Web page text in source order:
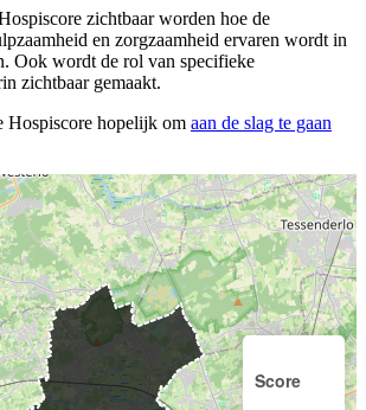
zichtbaar worden hoe de
en zorgzaamheid ervaren wordt in
Ook wordt de rol van specifieke
zichtbaar gemaakt.
Hospiscore hopelijk om aan de slag te gaan
Score